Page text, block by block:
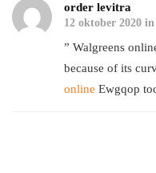
order levitra
12 oktober 2020
” Walgreens
because of its
online Ewgqop